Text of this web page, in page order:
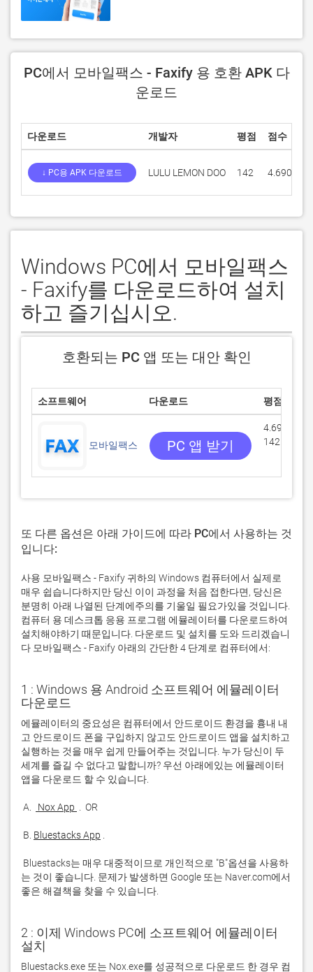
PC에서 모바일팩스 - Faxify 용 호환 APK 다
운로드
다운로드 개발자 평점 점수
↓ PC용 APK 다운로드 LULU LEMON DOO 142 4.69014
Windows PC에서 모바일팩스
- Faxify를 다운로드하여 설치
하고 즐기십시오.
호환되는 PC 앱 또는 대안 확인
소프트웨어 다운로드 평점
모바일팩스 PC 앱 받기
4.69014/5
142 리뷰
또 다른 옵션은 아래 가이드에 따라 PC에서 사용하는 것
입니다:
사용 모바일팩스 - Faxify 귀하의 Windows 컴퓨터에서 실제로
매우 쉽습니다하지만 당신 이이 과정을 처음 접한다면, 당신은
분명히 아래 나열된 단계에주의를 기울일 필요가있을 것입니다.
컴퓨터 용 데스크톱 응용 프로그램 에뮬레이터를 다운로드하여
설치해야하기 때문입니다. 다운로드 및 설치를 도와 드리겠습니
다 모바일팩스 - Faxify 아래의 간단한 4 단계로 컴퓨터에서:
1 : Windows 용 Android 소프트웨어 에뮬레이터
다운로드
에뮬레이터의 중요성은 컴퓨터에서 안드로이드 환경을 흉내 내
고 안드로이드 폰을 구입하지 않고도 안드로이드 앱을 설치하고
실행하는 것을 매우 쉽게 만들어주는 것입니다. 누가 당신이 두
세계를 즐길 수 없다고 말합니까? 우선 아래에있는 에뮬레이터
A. Nox App
B. Bluestacks App
는 것이 좋습니다. 문제가 발생하면 Google 또는 Naver.com에서
좋은 해결책을 찾을 수 있습니다.
2 : 이제 Windows PC에 소프트웨어 에뮬레이터
설치
Bluestacks.exe 또는 Nox.exe를 성공적으로 다운로드 한 경우 컴